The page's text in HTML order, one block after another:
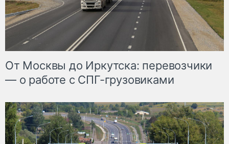
От Москвы до Иркутска: перевозчики
— о работе с СПГ-грузовиками